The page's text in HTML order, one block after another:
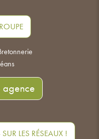
agence
LES RÉSEAUX !